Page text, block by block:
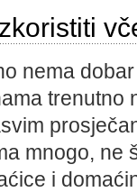
nema
trenutno
mnogo, ne
i